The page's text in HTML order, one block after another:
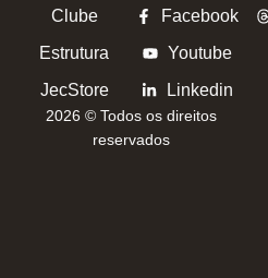
Clube
Estrutura
JecStore
Facebook
Youtube
Linkedin
2026 © Todos os direitos
reservados